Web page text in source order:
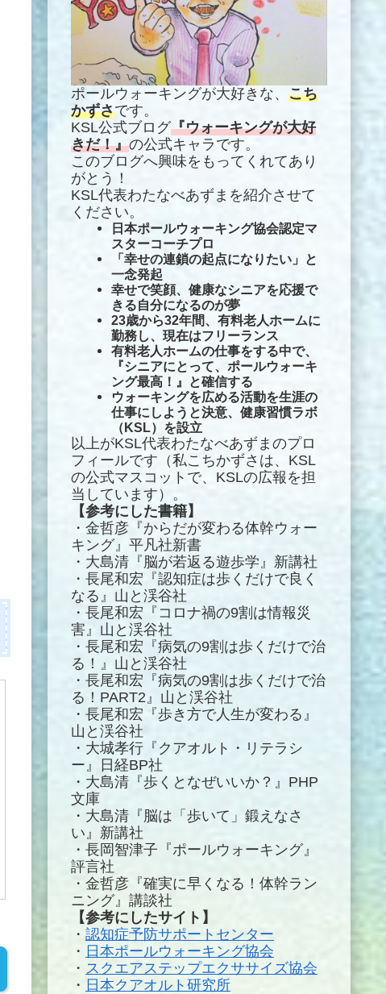
ポールウォーキングが大好きな、 こち
かずさです。
KSL公式ブログ『ウォーキングが大好
きだ！』の公式キャラです。
このブログへ興味をもってくれてあり
がとう！
KSL代表わたなべあずまを紹介させて
ください。
日本ポールウォーキング協会認定マ
スターコーチプロ
「幸せの連鎖の起点になりたい」と
一念発起
幸せで笑顔、 健康なシニアを応援で
きる自分になるのが夢
23歳から32年間、有料老人ホームに
勤務し、現在はフリーランス
有料老人ホームの仕事をする中で、
『シニアにとって、ポールウォーキ
ング最高！』と確信する
ウォーキングを広める活動を生涯の
仕事にしようと決意、健康習慣ラボ
（KSL）を設立
以上がKSL代表わたなべあずまのプロ
フィールです（私こちかずさは、KSL
の公式マスコットで、KSLの広報を担
当しています）。
【参考にした書籍】
・金哲彦『からだが変わる体幹ウォー
キング』平凡社新書
・大島清『脳が若返る遊歩学』新講社
・長尾和宏『認知症は歩くだけで良く
なる』山と渓谷社
・長尾和宏『コロナ禍の9割は情報災
害』山と渓谷社
・長尾和宏『病気の9割は歩くだけで治
る！』山と渓谷社
・長尾和宏『病気の9割は歩くだけで治
る！PART2』山と渓谷社
・長尾和宏『歩き方で人生が変わる』
山と渓谷社
・大城孝行『クアオルト・リテラシ
ー』日経BP社
・大島清『歩くとなぜいいか？』PHP
文庫
・大島清『脳は「歩いて」鍛えなさ
い』新講社
・長岡智津子『ポールウォーキング』
評言社
・金哲彦『確実に早くなる！体幹ラン
ニング』講談社
【参考にしたサイト】
・ 認知症予防サポートセンター
・ 日本ポールウォーキング協会
・ スクエアステップエクササイズ協会
・ 日本クアオルト研究所